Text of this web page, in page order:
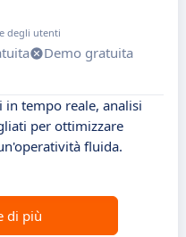
degli utenti
Demo gratuita
tempo reale, analisi
per ottimizzare
fluida.
di più